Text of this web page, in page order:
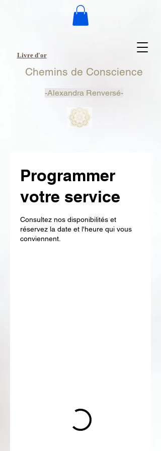
Chemins de Conscience
-Alexandra Renversé-
Livre d'or
Programmer
votre service
Consultez nos disponibilités et
réservez la date et l'heure qui vous
conviennent.